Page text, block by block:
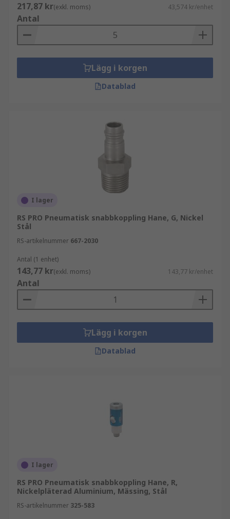
217,87 kr(exkl. moms) 43,574 kr/enhet
Antal
Lägg i korgen
Datablad
I lager
RS PRO Pneumatisk snabbkoppling Hane, G, Nickel
Stål
RS-artikelnummer 667-2030
Antal (1 enhet)
143,77 kr(exkl. moms) 143,77 kr/enhet
Antal
Lägg i korgen
Datablad
I lager
RS PRO Pneumatisk snabbkoppling Hane, R,
Nickelpläterad Aluminium, Mässing, Stål
RS-artikelnummer 325-583